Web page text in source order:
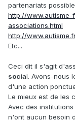
partenariats
http://www.autisme-
associations.html
http://
Etc...
Ceci dit il s'agit
social. Avons-nous
d'une action
Le mieux est de les
Avec des
n'ont aucun besoin